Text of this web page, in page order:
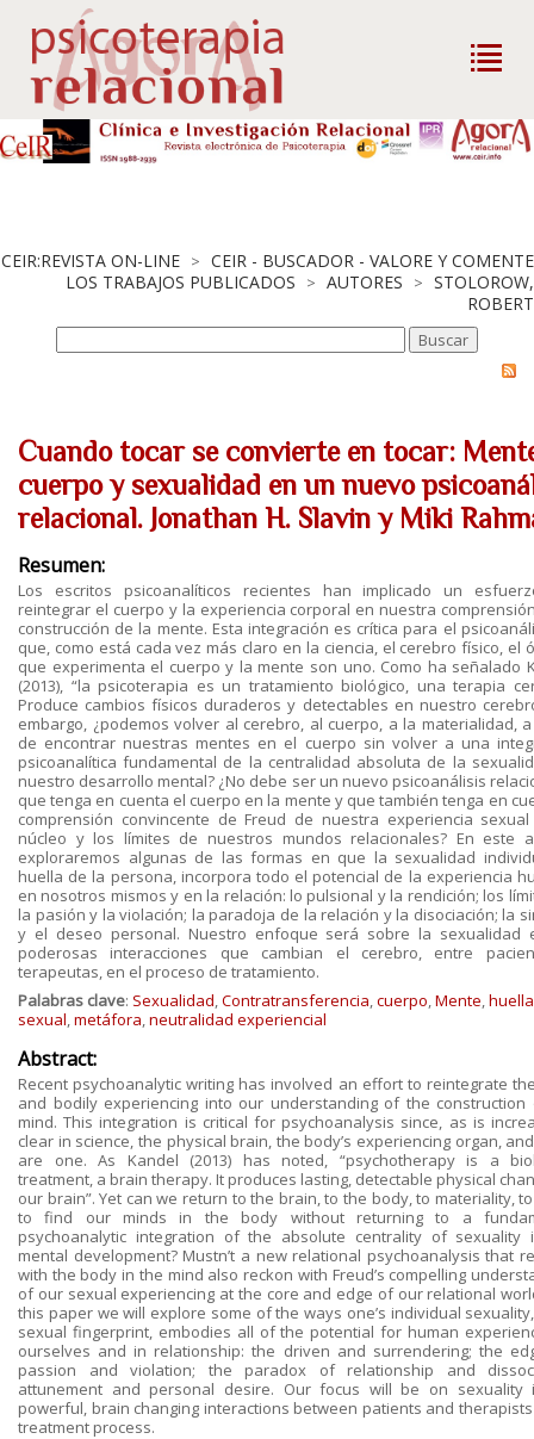
CEIR:REVISTA ON-LINE > CEIR - BUSCADOR - VALORE Y COMENTE
LOS TRABAJOS PUBLICADOS > AUTORES > STOLOROW,
ROBERT
Cuando tocar se convierte en tocar:
cuerpo y sexualidad en un nuevo
relacional. Jonathan H. Slavin y Miki
Resumen:
Los escritos psicoanalíticos recientes han implicado un
reintegrar el cuerpo y la experiencia corporal en nuestra
construcción de la mente. Esta integración es crítica para el
que, como está cada vez más claro en la ciencia, el cerebro físico, el
que experimenta el cuerpo y la mente son uno. Como ha señalado
(2013), “la psicoterapia es un tratamiento biológico, una terapia
Produce cambios físicos duraderos y detectables en nuestro
embargo, ¿podemos volver al cerebro, al cuerpo, a la materialidad,
de encontrar nuestras mentes en el cuerpo sin volver a una
psicoanalítica fundamental de la centralidad absoluta de la
nuestro desarrollo mental? ¿No debe ser un nuevo psicoanálisis
que tenga en cuenta el cuerpo en la mente y que también tenga en
comprensión convincente de Freud de nuestra experiencia
núcleo y los límites de nuestros mundos relacionales? En este
exploraremos algunas de las formas en que la sexualidad
huella de la persona, incorpora todo el potencial de la experiencia
en nosotros mismos y en la relación: lo pulsional y la rendición; los
la pasión y la violación; la paradoja de la relación y la disociación; la
y el deseo personal. Nuestro enfoque será sobre la sexualidad
poderosas interacciones que cambian el cerebro, entre
terapeutas, en el proceso de tratamiento.
Palabras clave: Sexualidad,Contratransferencia,cuerpo,Mente,huella
sexual,metáfora,neutralidad experiencial
Abstract:
Recent psychoanalytic writing has involved an effort to reintegrate
and bodily experiencing into our understanding of the construction
mind. This integration is critical for psychoanalysis since, as is
clear in science, the physical brain, the body’s experiencing organ,
are one. As Kandel (2013) has noted, “psychotherapy is a
treatment, a brain therapy. It produces lasting, detectable physical
our brain”. Yet can we return to the brain, to the body, to materiality,
to find our minds in the body without returning to a
psychoanalytic integration of the absolute centrality of sexuality
mental development? Mustn’t a new relational psychoanalysis that
with the body in the mind also reckon with Freud’s compelling
of our sexual experiencing at the core and edge of our relational
this paper we will explore some of the ways one’s individual sexuality,
sexual fingerprint, embodies all of the potential for human
ourselves and in relationship: the driven and surrendering; the
passion and violation; the paradox of relationship and
attunement and personal desire. Our focus will be on sexuality
powerful, brain changing interactions between patients and
treatment process.